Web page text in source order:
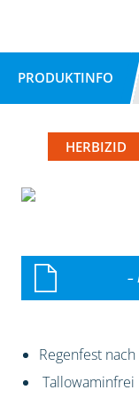
PRODUKTINFO
HERBIZID
–
Regenfest
Tallowaminfrei